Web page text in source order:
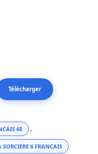
Télécharger
6E ,
SORCIERE 6 FRANCAIS